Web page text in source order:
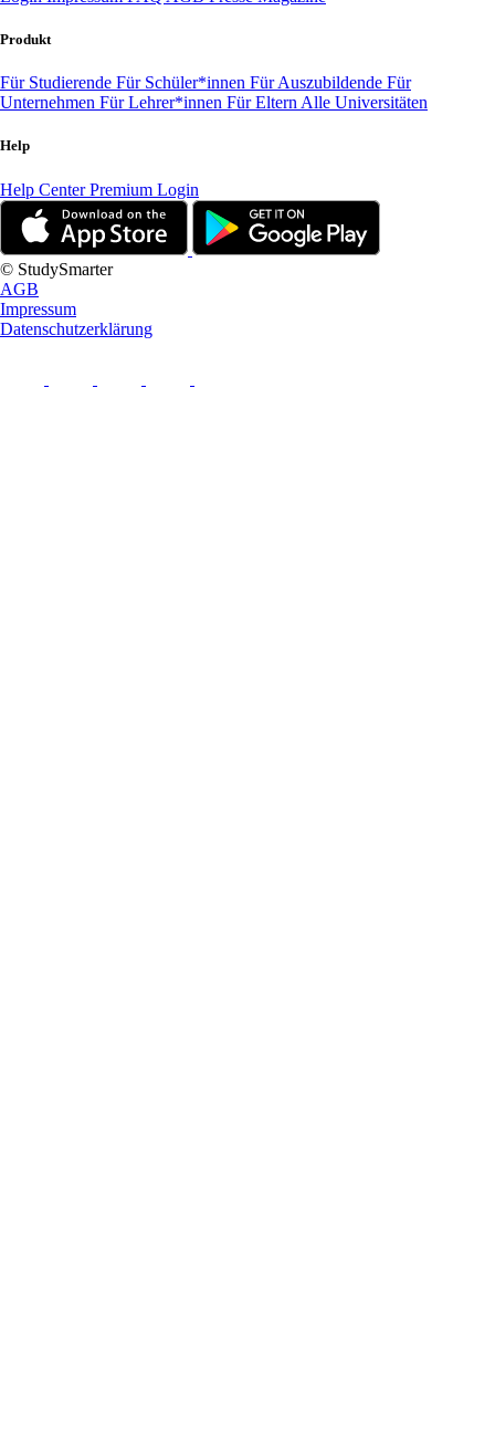
Produkt
Für Studierende Für Schüler*innen Für Auszubildende Für
Unternehmen Für Lehrer*innen Für Eltern Alle Universitäten
Help
Help CenterPremium Login
© StudySmarter
AGB
Impressum
Datenschutzerklärung